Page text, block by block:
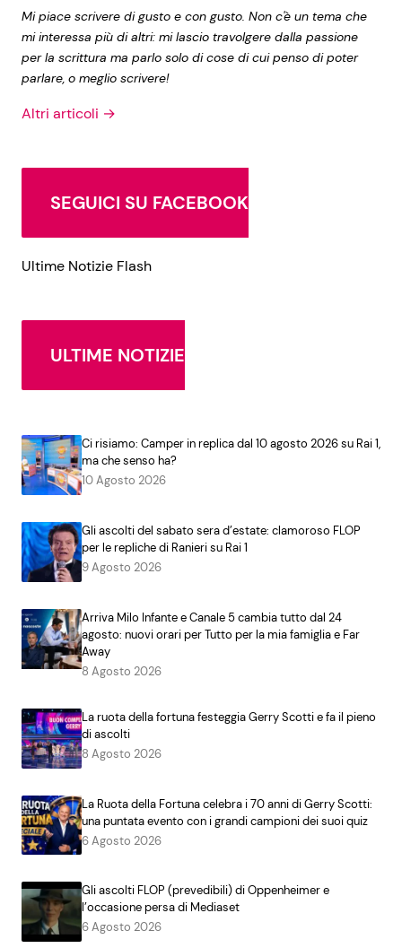
Mi piace scrivere di gusto e con gusto. Non c'è un tema che
mi interessa più di altri: mi lascio travolgere dalla passione
per la scrittura ma parlo solo di cose di cui penso di poter
parlare, o meglio scrivere!
Altri articoli →
SEGUICI SU FACEBOOK
Ultime Notizie Flash
ULTIME NOTIZIE
Ci risiamo: Camper in replica dal 10 agosto 2026 su Rai 1,
ma che senso ha?
10 Agosto 2026
Gli ascolti del sabato sera d’estate: clamoroso FLOP
per le repliche di Ranieri su Rai 1
9 Agosto 2026
Arriva Milo Infante e Canale 5 cambia tutto dal 24
agosto: nuovi orari per Tutto per la mia famiglia e Far
Away
8 Agosto 2026
La ruota della fortuna festeggia Gerry Scotti e fa il pieno
di ascolti
8 Agosto 2026
La Ruota della Fortuna celebra i 70 anni di Gerry Scotti:
una puntata evento con i grandi campioni dei suoi quiz
6 Agosto 2026
Gli ascolti FLOP (prevedibili) di Oppenheimer e
l’occasione persa di Mediaset
6 Agosto 2026